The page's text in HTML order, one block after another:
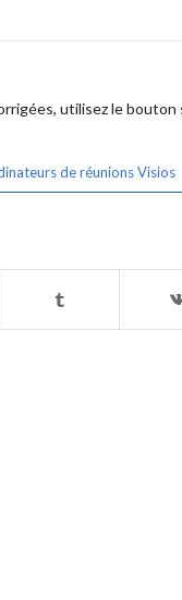
utilisez le bouton
de réunions Visios